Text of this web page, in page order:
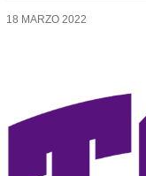
18 MARZO 2022